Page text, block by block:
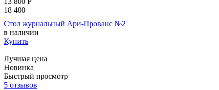
18 400
Стол журнальный Ари-Прованс №2
в наличии
Купить
Лучшая цена
Новинка
Быстрый просмотр
5 отзывов